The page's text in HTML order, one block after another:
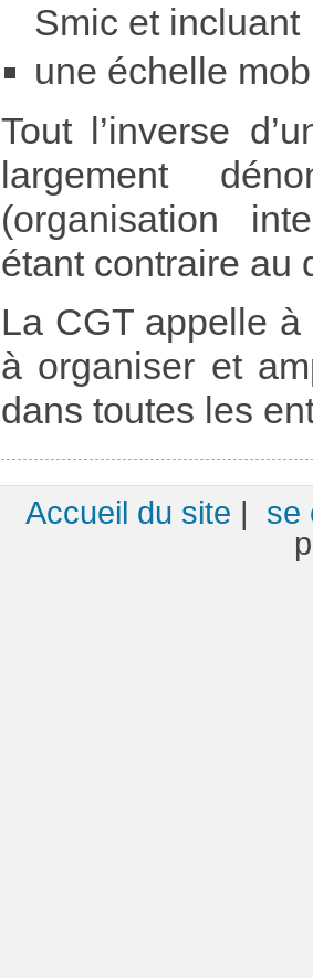
Smic et incluant
une échelle
Tout l’inverse
largement
(organisation
étant contraire au
La CGT appelle
à organiser et
dans toutes les
Accueil du site | se